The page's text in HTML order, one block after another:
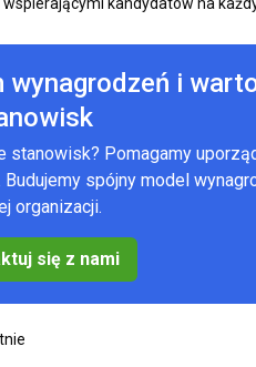
i
Pomagamy
spójny model
organizacji.
się z nami